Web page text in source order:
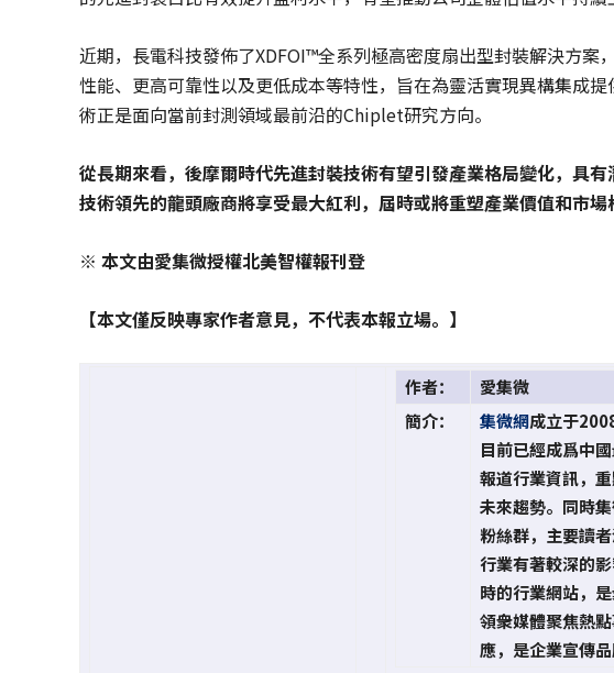
近期，長電科技發佈了XDFOI™全系列極高密度扇出型封裝解決方案
性能、更高可靠性以及更低成本等特性，旨在為靈活實現異構集成
術正是面向當前封測領域最前沿的Chiplet研究方向。
從長期來看，後摩爾時代先進封裝技術有望引發產業格局變化，具
技術領先的龍頭廠商將享受最大紅利，屆時或將重塑產業價值和市場
※ 本文由愛集微授權北美智權報刊登
【本文僅反映專家作者意見，不代表本報立場。】
作者：
愛集微
簡介：
集微網成立于
目前已經成爲中
報道行業資訊，
未來趨勢。同時
粉絲群，主要讀
行業有著較深的
時的行業網站，
領衆媒體聚焦熱
應，是企業宣傳品